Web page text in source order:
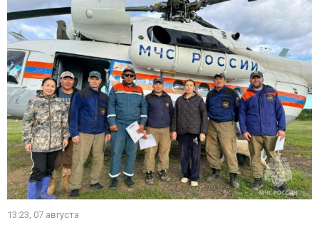
13:23, 07 августа